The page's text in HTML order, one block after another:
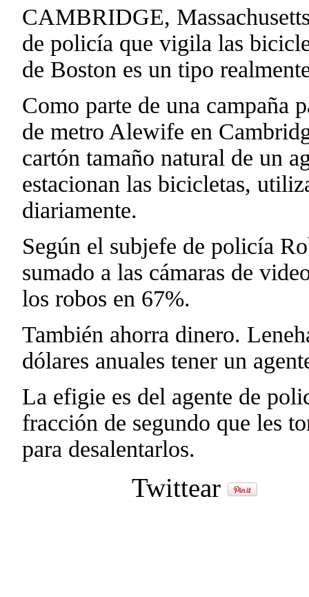
CAMBRIDGE,
de policía que vigila las
de Boston es un tipo
Como parte de una campaña
de metro Alewife en
cartón tamaño natural de un
estacionan las bicicletas,
diariamente.
Según el subjefe de policía
sumado a las cámaras de
los robos en 67%.
También ahorra dinero.
dólares anuales tener un
La efigie es del agente de
fracción de segundo que les
para desalentarlos.
Twittear